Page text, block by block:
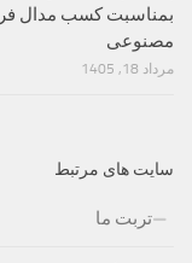
بمناسبت کسب مدال
مصنوعی
مرداد 18, 1405
سایت های مرتبط
تربت ما